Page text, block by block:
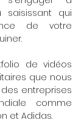
saisissant qui
de votre
de vidéos
que nous
entreprises
comme
et Adidas.